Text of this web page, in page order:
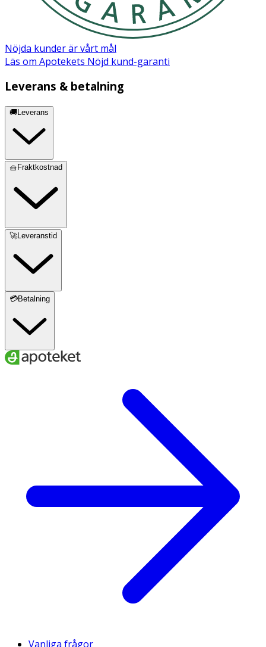
Nöjda kunder är vårt mål
Läs om Apotekets Nöjd kund-garanti
Leverans & betalning
🚚Leverans
🧺Fraktkostnad
🚀Leveranstid
💳Betalning
Vanliga frågor